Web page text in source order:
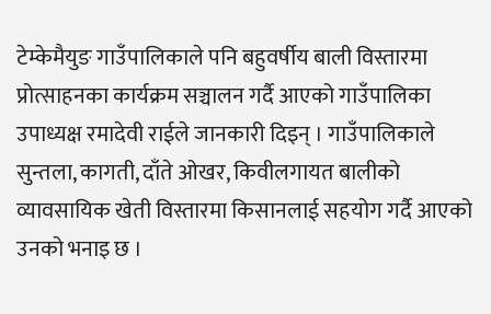
टेम्केमैयुङ गाउँपालिकाले पनि बहुवर्षीय बाली विस्तारमा
प्रोत्साहनका कार्यक्रम सञ्चालन गर्दै आएको गाउँपालिका
उपाध्यक्ष रमादेवी राईले जानकारी दिइन् । गाउँपालिकाले
सुन्तला, कागती, दाँते ओखर, किवीलगायत बालीको
व्यावसायिक खेती विस्तारमा किसानलाई सहयोग गर्दै आएको
उनको भनाइ छ ।